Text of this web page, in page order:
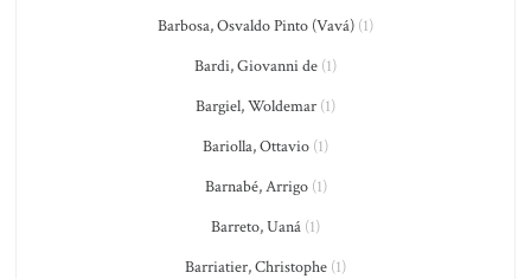
Barbosa, Osvaldo Pinto (Vavá) (1)
Bardi, Giovanni de (1)
Bargiel, Woldemar (1)
Bariolla, Ottavio (1)
Barnabé, Arrigo(1)
Barreto, Uaná (1)
Barriatier, Christophe (1)